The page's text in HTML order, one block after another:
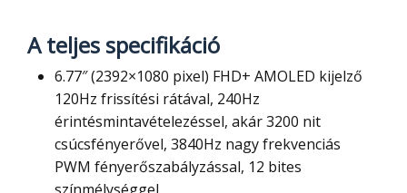
A teljes specifikáció
6.77″ (2392×1080 pixel) FHD+ AMOLED kijelző
120Hz frissítési rátával, 240Hz
érintésmintavételezéssel, akár 3200 nit
csúcsfényerővel, 3840Hz nagy frekvenciás
PWM fényerőszabályzással, 12 bites